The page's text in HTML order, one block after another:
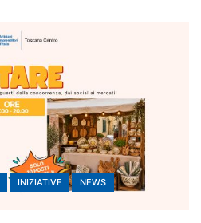
INIZIATIVE NEWS